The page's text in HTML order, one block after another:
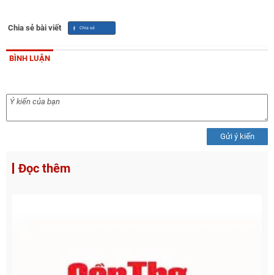
Chia sẻ bài viết
BÌNH LUẬN
Gửi ý kiến
Đọc thêm